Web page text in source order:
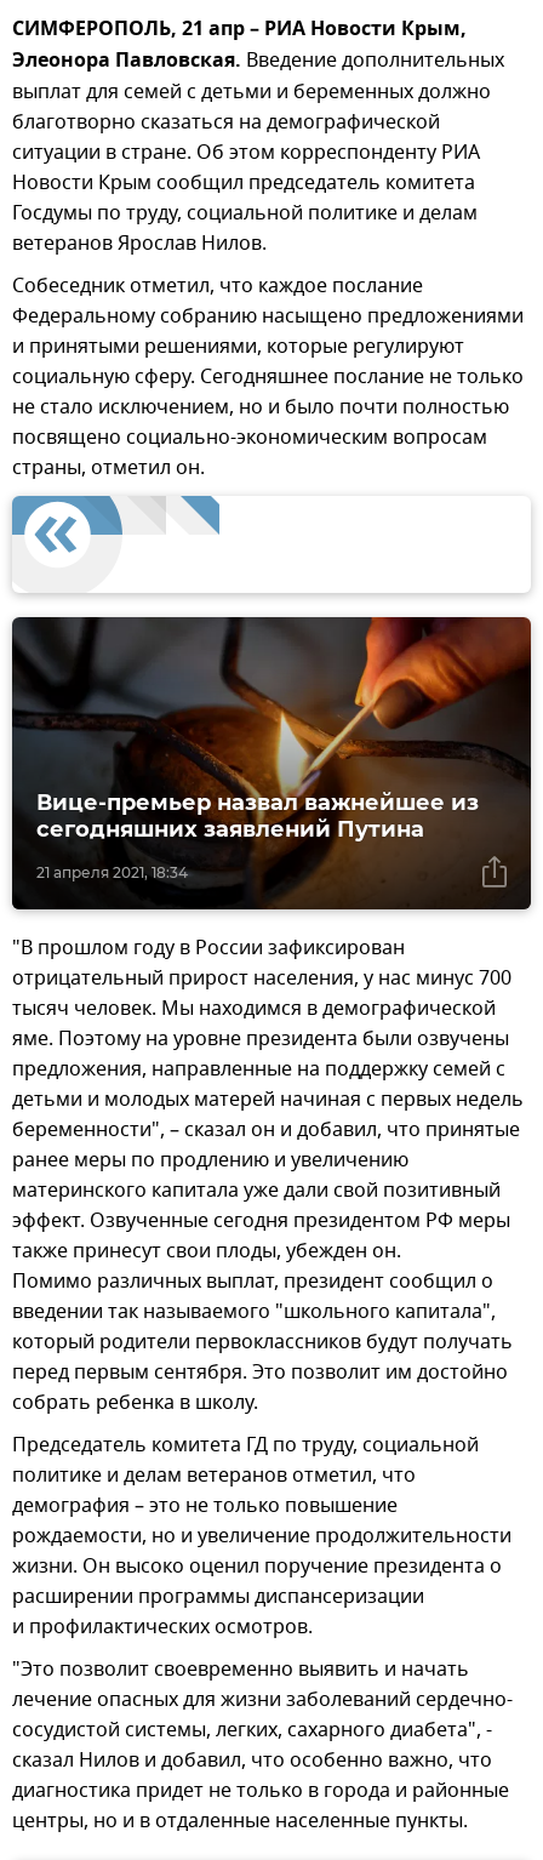
СИМФЕРОПОЛЬ, 21 апр – РИА Новости Крым,
Элеонора Павловская. Введение дополнительных
выплат для семей с детьми и беременных должно
благотворно сказаться на демографической
ситуации в стране. Об этом корреспонденту РИА
Новости Крым сообщил председатель комитета
Госдумы по труду, социальной политике и делам
ветеранов Ярослав Нилов.
Собеседник отметил, что каждое послание
Федеральному собранию насыщено предложениями
и принятыми решениями, которые регулируют
социальную сферу. Сегодняшнее послание не только
не стало исключением, но и было почти полностью
посвящено социально-экономическим вопросам
страны, отметил он.
21 апреля 2021, 18:34
Вице-премьер назвал важнейшее из
сегодняшних заявлений Путина
"В прошлом году в России зафиксирован
отрицательный прирост населения, у нас минус 700
тысяч человек. Мы находимся в демографической
яме. Поэтому на уровне президента были озвучены
предложения, направленные на поддержку семей с
детьми и молодых матерей начиная с первых недель
беременности", – сказал он и добавил, что принятые
ранее меры по продлению и увеличению
материнского капитала уже дали свой позитивный
эффект. Озвученные сегодня президентом РФ меры
также принесут свои плоды, убежден он.
Помимо различных выплат, президент сообщил о
введении так называемого "школьного капитала",
который родители первоклассников будут получать
перед первым сентября. Это позволит им достойно
собрать ребенка в школу.
Председатель комитета ГД по труду, социальной
политике и делам ветеранов отметил, что
демография – это не только повышение
рождаемости, но и увеличение продолжительности
жизни. Он высоко оценил поручение президента о
расширении программы диспансеризации
и профилактических осмотров.
"Это позволит своевременно выявить и начать
лечение опасных для жизни заболеваний сердечно-
сосудистой системы, легких, сахарного диабета", -
сказал Нилов и добавил, что особенно важно, что
диагностика придет не только в города и районные
центры, но и в отдаленные населенные пункты.